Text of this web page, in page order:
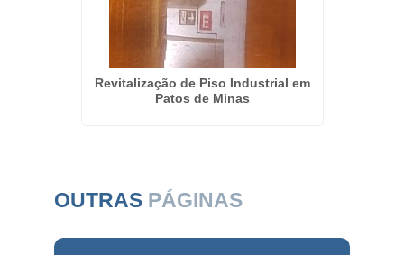
Revitalização de Piso Industrial em
Patos de Minas
OUTRAS PÁGINAS